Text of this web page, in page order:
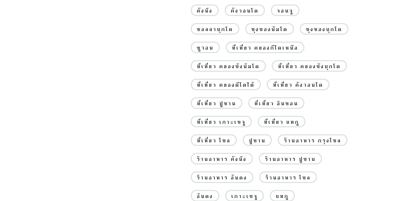
คังนึง คังวอนโด จอนจู
ชอลลาบุกโด ชุงชองนัมโด ชุงชองบุกโด
ซูวอน ที่เที่ยว คยองกีโดเหนือ
ที่เที่ยว คยองซังนัมโด ที่เที่ยว คยองซังบุกโด
ที่เที่ยว คยองดีโดใต้ ที่เที่ยว คังวอนโด
ที่เที่ยว ปูซาน ที่เที่ยว อินชอน
ที่เที่ยว เกาะเชจู ที่เที่ยว แทกู
ที่เที่ยว โซล ปูซาน ร้านอาหาร กรุงโซล
ร้านอาหาร คังนึง ร้านอาหาร ปูซาน
ร้านอาหาร อันดง ร้านอาหาร โซล
อันดง เกาะเชจู แทกู